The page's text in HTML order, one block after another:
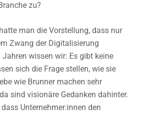
zu?
man die Vorstellung, dass nur
Zwang der Digitalisierung
wissen wir: Es gibt keine
sich die Frage stellen, wie sie
wie Brunner machen sehr
sind visionäre Gedanken dahinter.
Unternehmer:innen den